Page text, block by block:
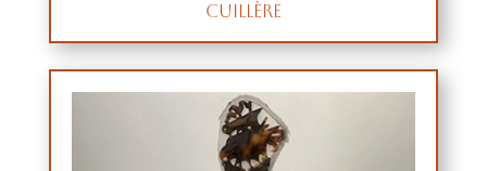
Cuillère